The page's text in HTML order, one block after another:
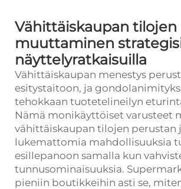
Vähittäiskaupan tilojen
muuttaminen
näyttelyratkaisuilla
Vähittäiskaupan menestys
esitystaitoon, ja
tehokkaan tuotetelineilyn
Nämä monikäyttöiset varusteet
vähittäiskaupan tilojen perustan
lukemattomia mahdollisuuksia
esillepanoon samalla kun
tunnusominaisuuksia.
pieniin boutikkeihin asti se,